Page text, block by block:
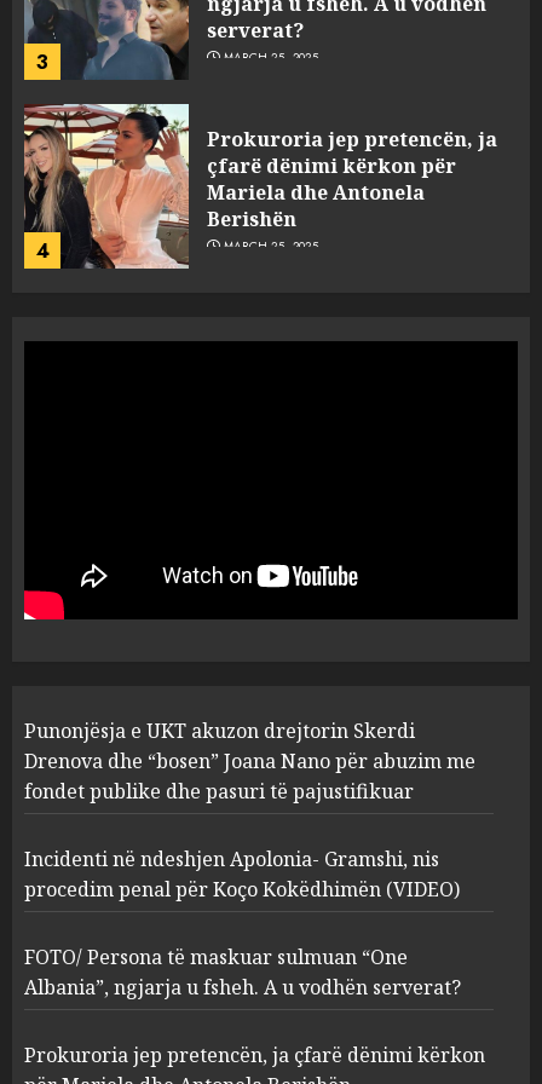
3
serverat?
MARCH 25, 2025
4
Prokuroria jep pretencën, ja
çfarë dënimi kërkon për
Mariela dhe Antonela
Berishën
MARCH 25, 2025
1
“bosen” Joana Nano për
abuzim me fondet publike dhe
pasuri të pajustifikuar
2
Apolonia- Gramshi, nis
procedim penal për Koço
Kokëdhimën (VIDEO)
MARCH 27, 2025
3
FOTO/ Persona të maskuar
sulmuan “One Albania”,
ngjarja u fsheh. A u vodhën
serverat?
Punonjësja e UKT akuzon drejtorin Skerdi
Drenova dhe “bosen” Joana Nano për abuzim me
fondet publike dhe pasuri të pajustifikuar
Incidenti në ndeshjen Apolonia- Gramshi, nis
procedim penal për Koço Kokëdhimën (VIDEO)
FOTO/ Persona të maskuar sulmuan “One
Albania”, ngjarja u fsheh. A u vodhën serverat?
Prokuroria jep pretencën, ja çfarë dënimi kërkon